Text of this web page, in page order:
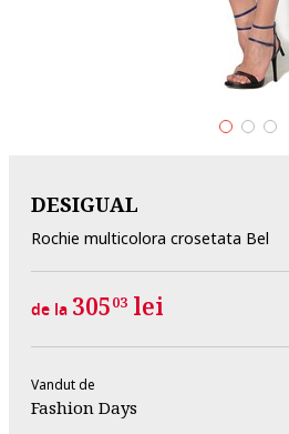
DESIGUAL
Rochie multicolora crosetata Bel
de la 30503 lei
Vandut de
Fashion Days